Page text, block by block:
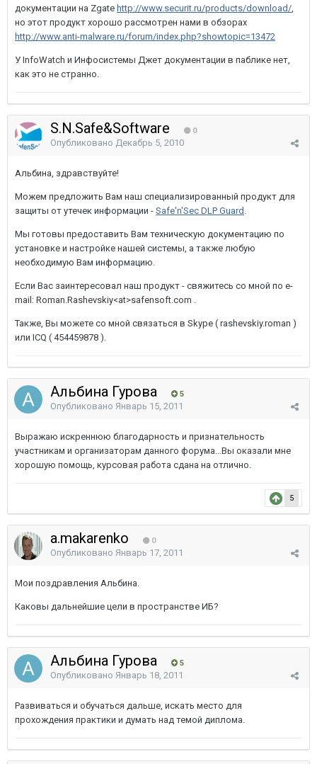
документации на Zgate http://www.securit.ru/products/download/,
но этот продукт хорошо рассмотрен нами в обзорах
http://www.anti-malware.ru/forum/index.php?showtopic=13472
У InfoWatch и Инфосистемы Джет документации в паблике нет,
как это не странно.
S.N.Safe&Software 0
Опубликовано Декабрь 5, 2010
Альбина, здравствуйте!
Можем предложить Вам наш специализированный продукт для
защиты от утечек информации - Safe'n'Sec DLP Guard .
Мы готовы предоставить Вам техническую документацию по
установке и настройке нашей системы, а также любую
необходимую Вам информацию.
Если Вас заинтересовал наш продукт - свяжитесь со мной по e-
mail: Roman.Rashevskiy<at>safensoft.com .
Также, Вы можете со мной связаться в Skype ( rashevskiy.roman )
или ICQ ( 454459878 ).
Альбина Гурова 5
Опубликовано Январь 15, 2011
Выражаю искреннюю благодарность и признательность
участникам и организаторам данного форума...Вы оказали мне
хорошую помощь, курсовая работа сдана на отлично.
5
a.makarenko 0
Опубликовано Январь 17, 2011
Мои поздравления Альбина.
Каковы дальнейшие цели в пространстве ИБ?
Альбина Гурова 5
Опубликовано Январь 18, 2011
Развиваться и обучаться дальше, искать место для
прохождения практики и думать над темой диплома.